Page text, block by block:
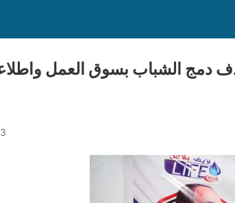
دمج الشباب بسوق العمل
3 سنوات ago